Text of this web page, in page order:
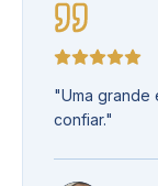
"Uma grande
confiar."